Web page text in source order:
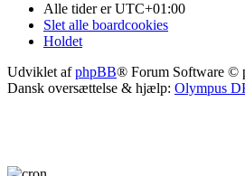
Alle tider erUTC+01:00
Slet alle boardcookies
Holdet
Udviklet afphpBB® Forum Software ©
Dansk oversættelse & hjælp: Olympus